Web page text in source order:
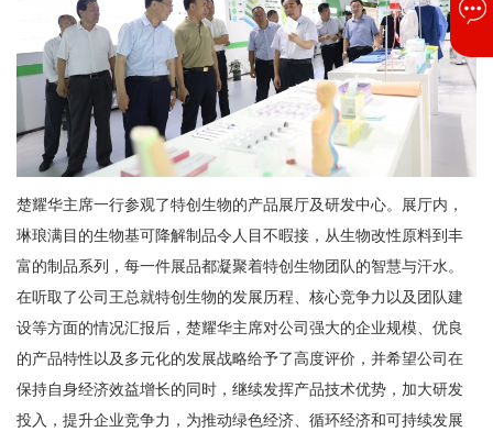
楚耀华主席一行参观了特创生物的产品展厅及研发中心。展厅内，
琳琅满目的生物基可降解制品令人目不暇接，从生物改性原料到丰
富的制品系列，每一件展品都凝聚着特创生物团队的智慧与汗水。
在听取了公司王总就特创生物的发展历程、核心竞争力以及团队建
设等方面的情况汇报后，楚耀华主席对公司强大的企业规模、优良
的产品特性以及多元化的发展战略给予了高度评价，并希望公司在
保持自身经济效益增长的同时，继续发挥产品技术优势，加大研发
投入，提升企业竞争力，为推动绿色经济、循环经济和可持续发展